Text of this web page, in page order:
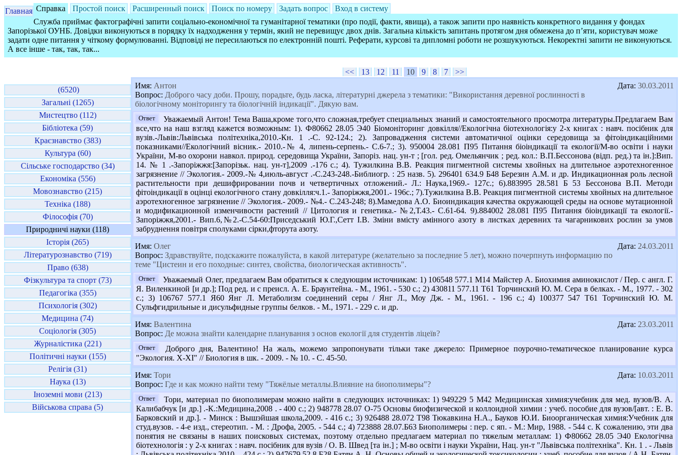
Главная Справка Простой поиск Расширенный поиск Поиск по номеру Задать вопрос
Вход в систему
Служба приймає фактографічні запити соціально-економічної та гуманітарної тематики (про події, факти, явища), а також запити про наявність конкретного видання у фондах
Запорізької ОУНБ. Довідки виконуються в порядку їх надходження у термін, який не перевищує двох днів. Загальна кількість запитань протягом дня обмежена до п’яти, користувач може
задати одне питання у чіткому формулюванні. Відповіді не пересилаються по електронній пошті. Реферати, курсові та дипломні роботи не розшукуються. Некоректні запити не виконуються.
А все інше - так, так, так...
(6520)
Загальні (1265)
Мистецтво (112)
Бібліотека (59)
Краєзнавство (383)
Культура (60)
Сільське господарство (34)
Економіка (556)
Мовознавство (215)
Техніка (188)
Філософія (70)
Природничі науки (118)
Історія (265)
Літературознавство (719)
Право (638)
Фізкультура та спорт (73)
Педагогіка (355)
Психологія (302)
Медицина (74)
Соціологія (305)
Журналістика (221)
Політичні науки (155)
Релігія (31)
Наука (13)
Іноземні мови (213)
Військова справа (5)
<< 13 12 11 10 9 8 7
>>
Дата: 30.03.2011
Имя: Антон
Вопрос: Доброго часу доби. Прошу, порадьте, будь ласка, літературні джерела з тематики: "Використання деревної рослинності в
біологічному моніторингу та біологічній індикації". Дякую вам.
Ответ
Уважаемый Антон! Тема Ваша,кроме того,что сложная,требует специальных знаний и самостоятельного просмотра литературы.Предлагаем Вам
все,что на наш взгляд кажется возможным: 1). Ф80662 28.05 Э40 Біомоніторинг довкілля//Екологічна біотехнологія:у 2-х книгах : навч. посібник для
вузів.-Львів:Львівська політехніка,2010.-Кн. 1 .-С. 92-124.; 2). Запровадження системи автоматичної оцінки середовища за фітоіндикаційними
показниками//Екологічний вісник.- 2010.-№ 4, липень-серпень.- С.6-7.; 3). 950004 28.081 П95 Питання біоіндикації та екології/М-во освіти і науки
України, М-во охорони навкол. природ. середовища України, Запоріз. нац. ун-т ; [гол. ред. Омельянчик ; ред. кол.: В.П.Бессонова (відп. ред.) та ін.]:Вип.
14. № 1 .-Запоріжжя:[Запорізьк. нац. ун-т],2009 .-176 с.; 4). Тужилкина В.В. Реакция пигментной системы хвойных на длительное аэротехногенное
загрязнение // Экология.- 2009.-№ 4,июль-август .-С.243-248.-Библиогр. : 25 назв. 5). 296401 634.9 Б48 Березин А.М. и др. Индикационная роль лесной
растительности при дешифрировании почв и четвертичных отложений.- Л.: Наука,1969.- 127с.; 6).883995 28.581 Б 53 Бессонова В.П. Методи
фітоіндикації в оцінці екологічного стану довкілля:ч.1.- Запоріжжя,2001.- 196с.; 7).Тужилкина В.В. Реакция пигментной системы хвойных на длительное
аэротехногенное загрязнение // Экология.- 2009.- №4.- С.243-248; 8).Мамедова А.О. Биоиндикация качества окружающей среды на основе мутационной
и модификационной изменчивости растений // Цитология и генетика.- №2,Т.43.- С.61-64. 9).884002 28.081 П95 Питання біоіндикації та екології.-
Запоріжжя,2001.- Вип.6,№2.-С.54-60:Приседський Ю.Г.,Сетт І.В. Зміни вмісту амінного азоту в листках деревних та чагарникових рослин за умов
забруднення повітря сполуками сірки,фторута азоту.
Дата: 24.03.2011
Имя: Олег
Вопрос: Здравствуйте, подскажите пожалуйста, в какой литературе (желательно за последние 5 лет), можно почерпнуть информацию по
теме "Цистеин и его походные: синтез, свойства, биологическая активность".
Ответ
Уважаемый Олег, предлагаем Вам обратиться к следующим источникам: 1) 106548 577.1 М14 Майстер А. Биохимия аминокислот / Пер. с англ. Г.
Я. Виленкиной [и др.]; Под ред. и с преисл. А. Е. Браунтейна. - М., 1961. - 530 с.; 2) 430811 577.11 Т61 Торчинский Ю. М. Сера в белках. - М., 1977. - 302
с.; 3) 106767 577.1 Я60 Янг Л. Метаболизм соединений серы / Янг Л., Моу Дж. - М., 1961. - 196 с.; 4) 100377 547 Т61 Торчинский Ю. М.
Сульфгидрильные и дисульфидные группы белков. - М., 1971. - 229 с. и др.
Дата: 23.03.2011
Имя: Валентина
Вопрос: Де можна знайти календарне планування з основ екології для студентів ліцеїв?
Ответ
Доброго дня, Валентино! На жаль, можемо запропонувати тільки таке джерело: Примерное поурочно-тематическое планирование курса
"Экология. X-XI" // Биология в шк. - 2009. - № 10. - С. 45-50.
Дата: 10.03.2011
Имя: Тори
Вопрос: Где и как можно найти тему "Тяжёлые металлы.Влияние на биополимеры"?
Ответ
Тори, материал по биополимерам можно найти в следующих источниках: 1) 949229 5 М42 Медицинская химия:учебник для мед. вузов/В. А.
Калибабчук [и др.] .-К.:Медицина,2008 . - 400 с.; 2) 948778 28.07 О-75 Основы биофизической и коллоидной химии : учеб. пособие для вузов/[авт. : Е. В.
Барковский и др.]. - Минск : Вышэйшая школа,2009. - 416 с.; 3) 926488 28.072 Т98 Тюкавкина Н.А., Бауков Ю.И. Биоорганическая химия:Учебник для
студ.вузов. - 4-е изд., стереотип. - М. : Дрофа, 2005. - 544 с.; 4) 723888 28.07.Б63 Биополимеры : пер. с яп. - М.: Мир, 1988. - 544 с. К сожалению, эти два
понятия не связаны в наших поисковых системах, поэтому отдельно предлагаем материал по тяжелым металлам: 1) Ф80662 28.05 Э40 Екологічна
біотехнологія : у 2-х книгах : навч. посібник для вузів / О. В. Швед [та ін.] ; М-во освіти і науки України, Нац. ун-т "Львівська політехніка". Кн. 1 . - Львів